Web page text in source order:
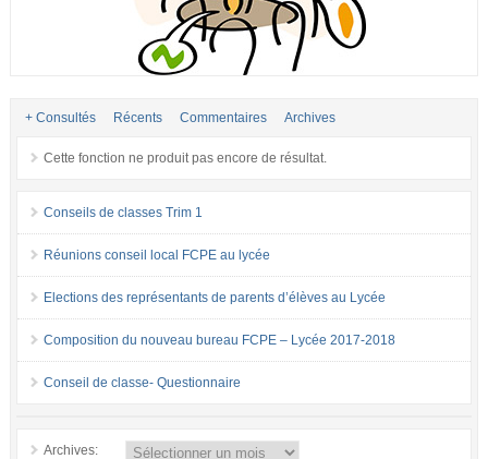
+ Consultés Récents Commentaires Archives
Cette fonction ne produit pas encore de résultat.
Conseils de classes Trim 1
Réunions conseil local FCPE au lycée
Elections des représentants de parents d’élèves au Lycée
Composition du nouveau bureau FCPE – Lycée 2017-2018
Conseil de classe- Questionnaire
Archives: